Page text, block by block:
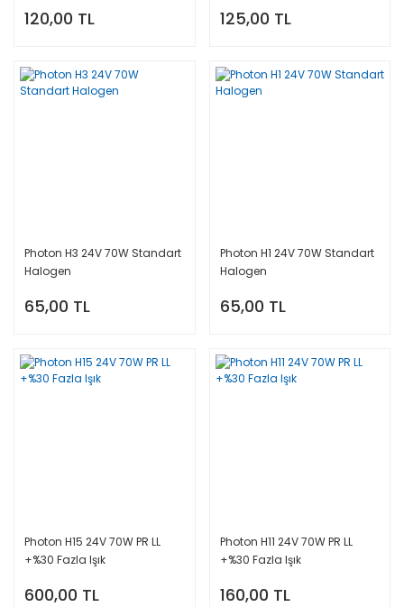
120,00 TL 125,00 TL
Photon H3 24V 70W Standart
Halogen
65,00 TL
Photon H1 24V 70W Standart
Halogen
65,00 TL
Photon H15 24V 70W PR LL
+%30 Fazla Işık
600,00 TL
Photon H11 24V 70W PR LL
+%30 Fazla Işık
160,00 TL